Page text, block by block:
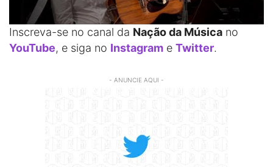
Inscreva-se no canal da Nação da Música no
YouTube, e siga no Instagram e Twitter.
- ANUNCIE AQUI -